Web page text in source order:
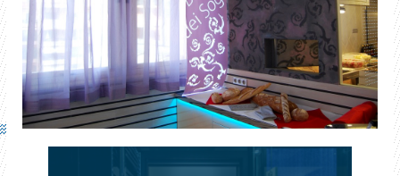
RESTAURANT